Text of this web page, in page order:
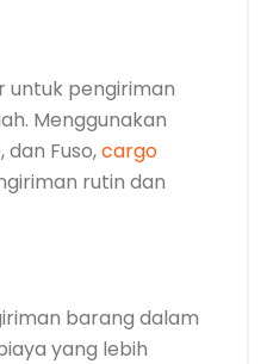
untuk pengiriman
Menggunakan
Fuso,cargo
rutin dan
barang dalam
yang lebih